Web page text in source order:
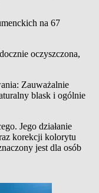
na 67
oczyszczona,
Zauważalnie
blask i ogólnie
Jego działanie
korekcji kolorytu
jest dla osób